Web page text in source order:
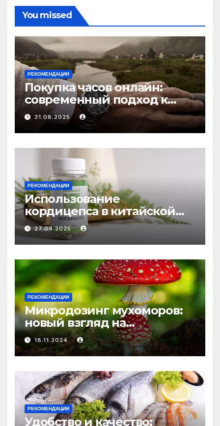
You missed
РЕКОМЕНДАЦИИ
Покупка часов онлайн:
современный подход к
выбору аксессуаров
31.08.2025
РЕКОМЕНДАЦИИ
Использование
кордицепса в китайской
медицине: природное
средство против усталости
и истощения
27.04.2025
РЕКОМЕНДАЦИИ
Микродозинг мухоморов:
новый взгляд на
психоделику
18.11.2024
РЕКОМЕНДАЦИИ
Удобство и качество: